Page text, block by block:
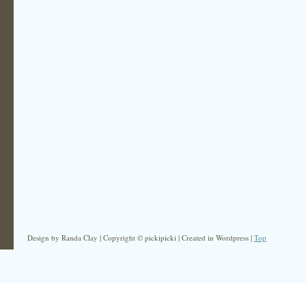
Design by Randa Clay | Copyright © pickipicki | Created in Wordpress | Top